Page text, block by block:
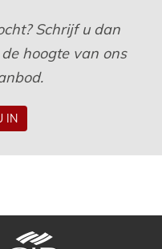
Schrijf u dan
hoogte van ons
IN